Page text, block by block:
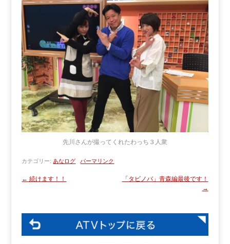
先川さんが撮ってくれたわっち３人衆
カテゴリー: あなログ パーマリンク
← 続けます！！
「タビノバ」青森編最後です！
→